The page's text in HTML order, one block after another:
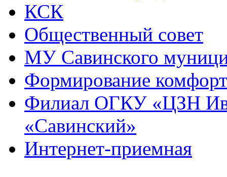
КСК
Общественный совет
МУ Савинского
Формирование
Филиал ОГКУ «ЦЗН
«Савинский»
Интернет-приемная